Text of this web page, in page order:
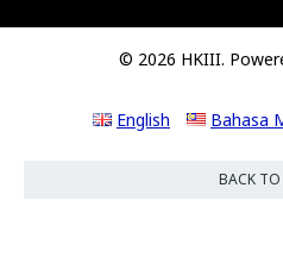
© 2026 HKIII.
English Bahasa
BACK